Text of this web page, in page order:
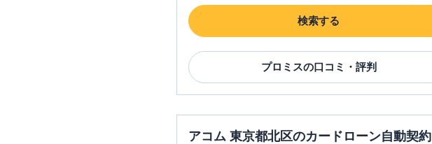
検索する
プロミスの口コミ・評判
アコム 東京都北区のカードローン自動契約